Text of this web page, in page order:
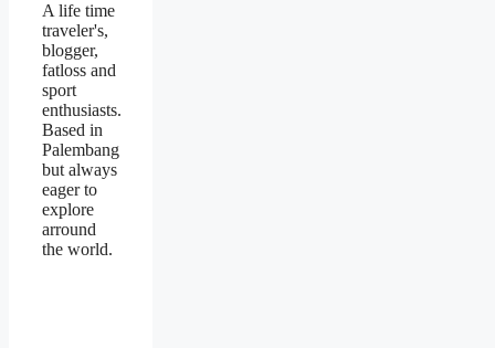
A life time
traveler's,
blogger,
fatloss and
sport
enthusiasts.
Based in
Palembang
but always
eager to
explore
arround
the world.